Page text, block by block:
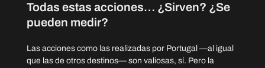
Todas estas acciones… ¿Sirven? ¿Se
pueden medir?
Las acciones como las realizadas por Portugal —al igual
que las de otros destinos— son valiosas, sí. Pero la